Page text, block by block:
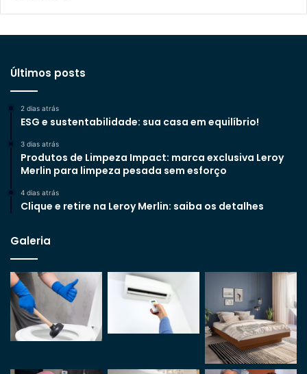
Últimos posts
2 dias atrás
ESG e sustentabilidade: sua casa em equilíbrio!
3 dias atrás
Produtos de Limpeza Impact: marca exclusiva Leroy
Merlin para limpeza pesada sem esforço
4 dias atrás
Clique e retire na Leroy Merlin: saiba os detalhes
Galeria